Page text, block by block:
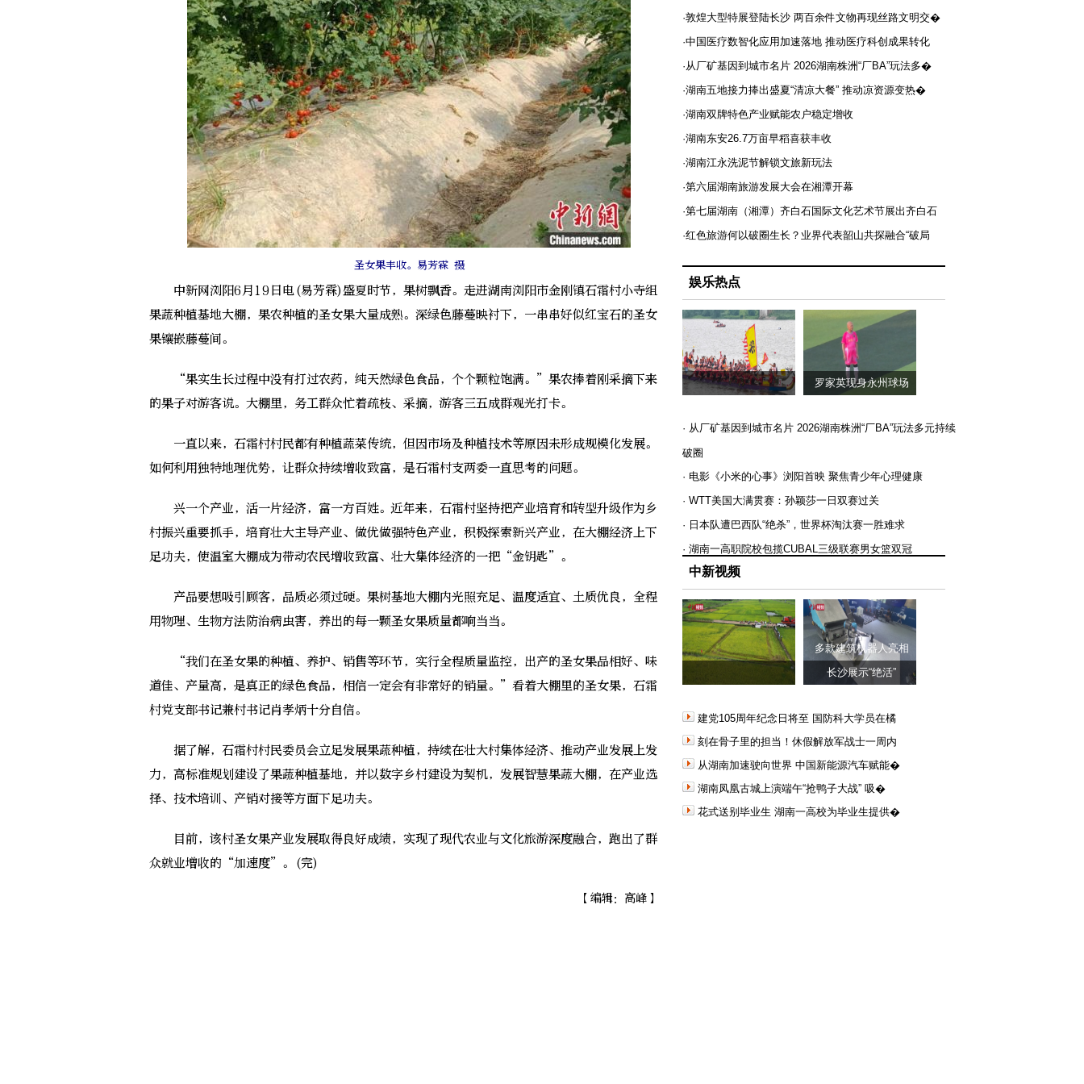
圣女果丰收。易芳霖 摄
中新网浏阳6月19日电(易芳霖)盛夏时节，果树飘香。走进湖南浏阳市金刚镇石霜村小寺组
果蔬种植基地大棚，果农种植的圣女果大量成熟。深绿色藤蔓映衬下，一串串好似红宝石的圣女
果镶嵌藤蔓间。
“果实生长过程中没有打过农药，纯天然绿色食品，个个颗粒饱满。”果农捧着刚采摘下来
的果子对游客说。大棚里，务工群众忙着疏枝、采摘，游客三五成群观光打卡。
一直以来，石霜村村民都有种植蔬菜传统，但因市场及种植技术等原因未形成规模化发展。
如何利用独特地理优势，让群众持续增收致富，是石霜村支两委一直思考的问题。
兴一个产业，活一片经济，富一方百姓。近年来，石霜村坚持把产业培育和转型升级作为乡
村振兴重要抓手，培育壮大主导产业、做优做强特色产业，积极探索新兴产业，在大棚经济上下
足功夫，使温室大棚成为带动农民增收致富、壮大集体经济的一把“金钥匙”。
产品要想吸引顾客，品质必须过硬。果树基地大棚内光照充足、温度适宜、土质优良，全程
用物理、生物方法防治病虫害，养出的每一颗圣女果质量都响当当。
“我们在圣女果的种植、养护、销售等环节，实行全程质量监控，出产的圣女果品相好、味
道佳、产量高，是真正的绿色食品，相信一定会有非常好的销量。”看着大棚里的圣女果，石霜
村党支部书记兼村书记肖孝炳十分自信。
据了解，石霜村村民委员会立足发展果蔬种植，持续在壮大村集体经济、推动产业发展上发
力，高标准规划建设了果蔬种植基地，并以数字乡村建设为契机，发展智慧果蔬大棚，在产业选
择、技术培训、产销对接等方面下足功夫。
目前，该村圣女果产业发展取得良好成绩，实现了现代农业与文化旅游深度融合，跑出了群
众就业增收的“加速度”。(完)
【编辑：高峰】
·敦煌大型特展登陆长沙 两百余件文物再现丝路文明交�
·中国医疗数智化应用加速落地 推动医疗科创成果转化
·从厂矿基因到城市名片 2026湖南株洲“厂BA”玩法多�
·湖南五地接力捧出盛夏“清凉大餐” 推动凉资源变热�
·湖南双牌特色产业赋能农户稳定增收
·湖南东安26.7万亩早稻喜获丰收
·湖南江永洗泥节解锁文旅新玩法
·第六届湖南旅游发展大会在湘潭开幕
·第七届湖南（湘潭）齐白石国际文化艺术节展出齐白石
·红色旅游何以破圈生长？业界代表韶山共探融合“破局
娱乐热点
罗家英现身永州球场
· 从厂矿基因到城市名片 2026湖南株洲“厂BA”玩法多元持续
破圈
· 电影《小米的心事》浏阳首映 聚焦青少年心理健康
· WTT美国大满贯赛：孙颖莎一日双赛过关
· 日本队遭巴西队“绝杀”，世界杯淘汰赛一胜难求
· 湖南一高职院校包揽CUBAL三级联赛男女篮双冠
中新视频
多款建筑机器人亮相
长沙展示“绝活”
建党105周年纪念日将至 国防科大学员在橘
刻在骨子里的担当！休假解放军战士一周内
从湖南加速驶向世界 中国新能源汽车赋能�
湖南凤凰古城上演端午“抢鸭子大战” 吸�
花式送别毕业生 湖南一高校为毕业生提供�